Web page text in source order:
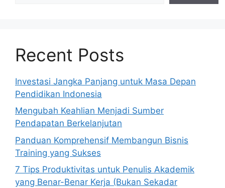
Recent Posts
Investasi Jangka Panjang untuk Masa Depan
Pendidikan Indonesia
Mengubah Keahlian Menjadi Sumber
Pendapatan Berkelanjutan
Panduan Komprehensif Membangun Bisnis
Training yang Sukses
7 Tips Produktivitas untuk Penulis Akademik
yang Benar-Benar Kerja (Bukan Sekadar